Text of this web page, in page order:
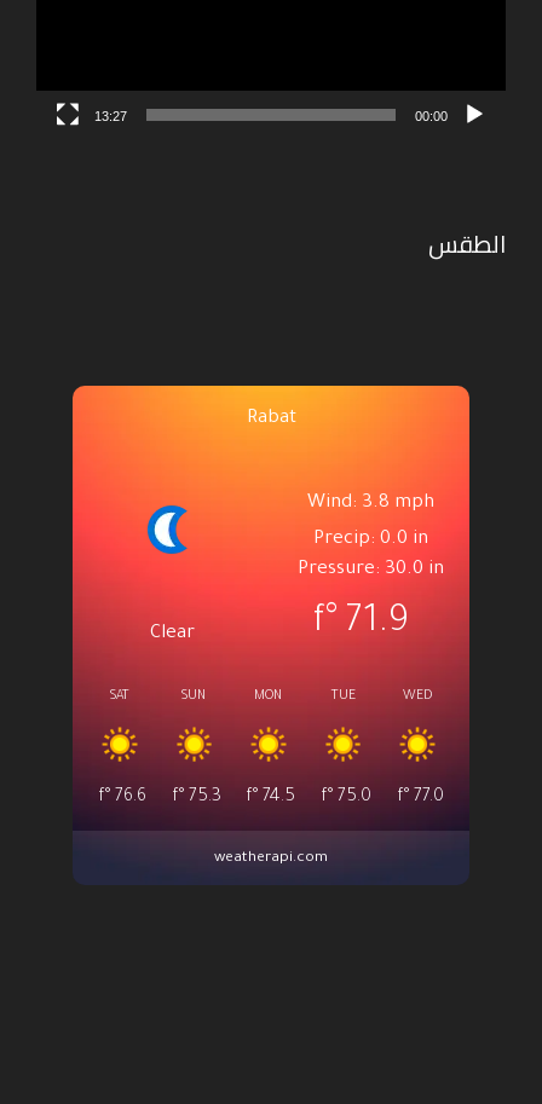
00:00
13:27
الطقس
Rabat
Clear
Wind: 3.8 mph
Precip: 0.0 in
Pressure: 30.0 in
71.9
°f
SAT
76.6
°f
SUN
75.3
°f
MON
74.5
°f
TUE
75.0
°f
WED
77.0
°f
weatherapi.com